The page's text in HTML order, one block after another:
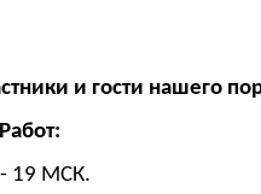
и гости нашего
19 МСК.